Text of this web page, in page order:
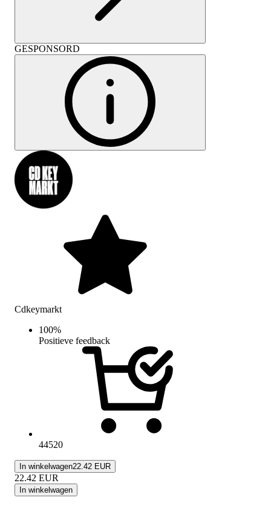
GESPONSORD
Cdkeymarkt
100%
Positieve feedback
44520
In winkelwagen22.42 EUR
22.42 EUR
In winkelwagen